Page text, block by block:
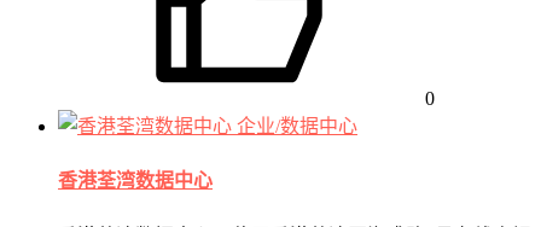
0
企业/数据中心
香港荃湾数据中心